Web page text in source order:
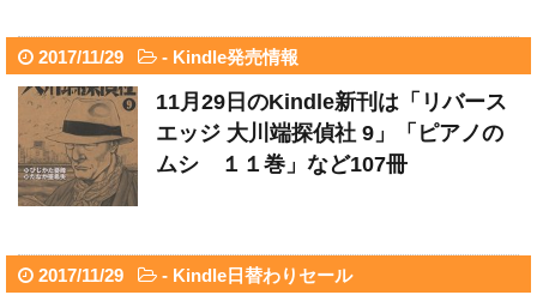
2017/11/29 - Kindle発売情報
11月29日のKindle新刊は「リバース
エッジ 大川端探偵社 9」「ピアノの
ムシ １１巻」など107冊
2017/11/29 - Kindle日替わりセール